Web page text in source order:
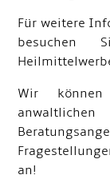
Für weitere
besuchen
Wir können
anwaltlichen
an!